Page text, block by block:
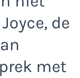
de
met